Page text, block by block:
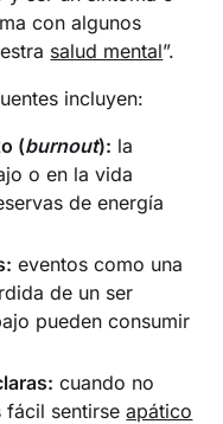
con algunos
salud mental”.
incluyen:
(burnout): la
o en la vida
de energía
eventos como una
de un ser
pueden consumir
cuando no
fácil sentirseapático